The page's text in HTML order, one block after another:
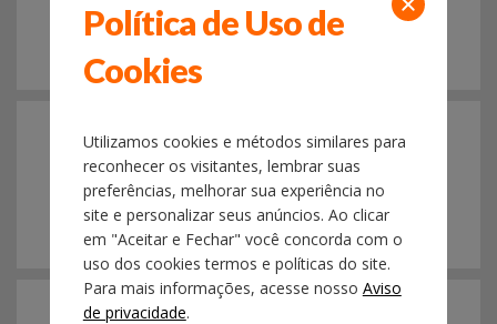
ANVISA - SISTEMA DE PETICIONAMENTO DE
LICENÇA DE IMPORTAÇÃO APRESENTA FALHAS
31/03
2022
Política de Uso de
Cookies
Utilizamos cookies e métodos similares para
reconhecer os visitantes, lembrar suas
preferências, melhorar sua experiência no
site e personalizar seus anúncios. Ao clicar
em "Aceitar e Fechar" você concorda com o
uso dos cookies termos e políticas do site.
Para mais informações, acesse nosso Aviso
de privacidade.